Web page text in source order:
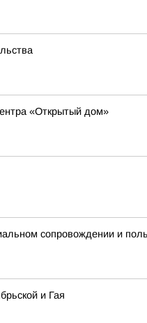
«Открытый дом»
сопровождении и
и Гая